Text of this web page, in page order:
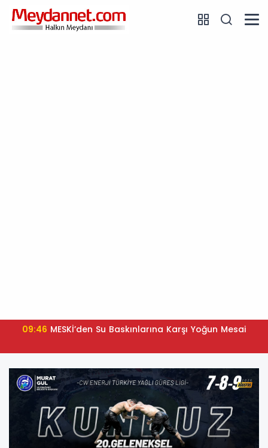
09:46 MESKİ’den Su Baskınlarına Karşı Yoğun Mesai